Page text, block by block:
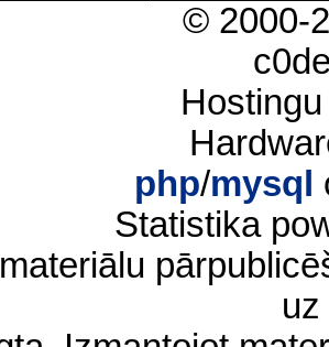
© 2000-
php/mysql
Statistika